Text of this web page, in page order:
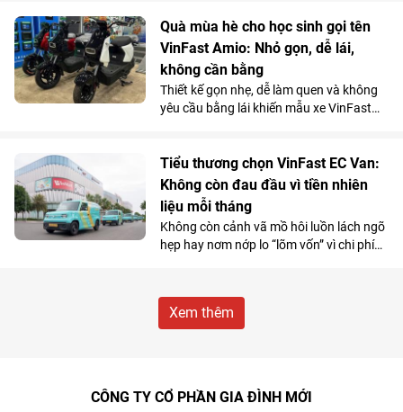
chuyến đi xa.
Quà mùa hè cho học sinh gọi tên
VinFast Amio: Nhỏ gọn, dễ lái,
không cần bằng
Thiết kế gọn nhẹ, dễ làm quen và không
yêu cầu bằng lái khiến mẫu xe VinFast
hàng có nhu cầu di chuyển cự ly ngắn.
Tiểu thương chọn VinFast EC Van:
Không còn đau đầu vì tiền nhiên
liệu mỗi tháng
Không còn cảnh vã mồ hôi luồn lách ngõ
hẹp hay nơm nớp lo “lõm vốn” vì chi phí
coi đây là “cỗ máy sinh lời”.
Xem thêm
CÔNG TY CỔ PHẦN GIA ĐÌNH MỚI